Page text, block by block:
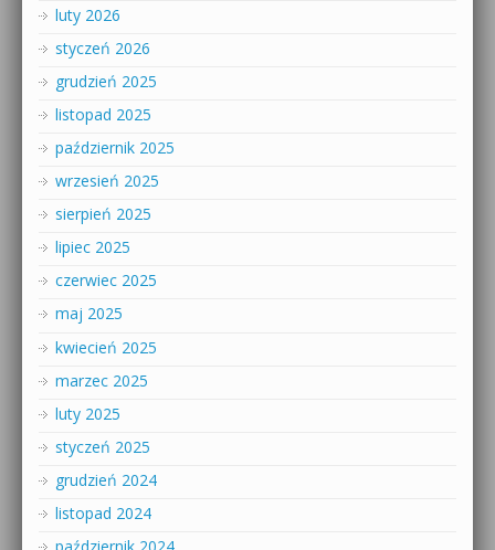
luty 2026
styczeń 2026
grudzień 2025
listopad 2025
październik 2025
wrzesień 2025
sierpień 2025
lipiec 2025
czerwiec 2025
maj 2025
kwiecień 2025
marzec 2025
luty 2025
styczeń 2025
grudzień 2024
listopad 2024